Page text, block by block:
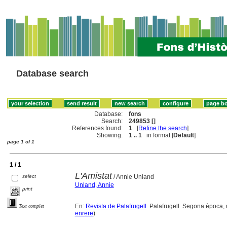
Database search
Database:
fons
Search:
249853 []
References found:
1 [Refine the search]
Showing:
1 .. 1 in format [Default]
page 1 of 1
1 / 1
select
print
Text complet
L'Amistat/ Annie Unland
Unland, Annie
En: Revista de Palafrugell. Palafrugell. Segona
enrere)